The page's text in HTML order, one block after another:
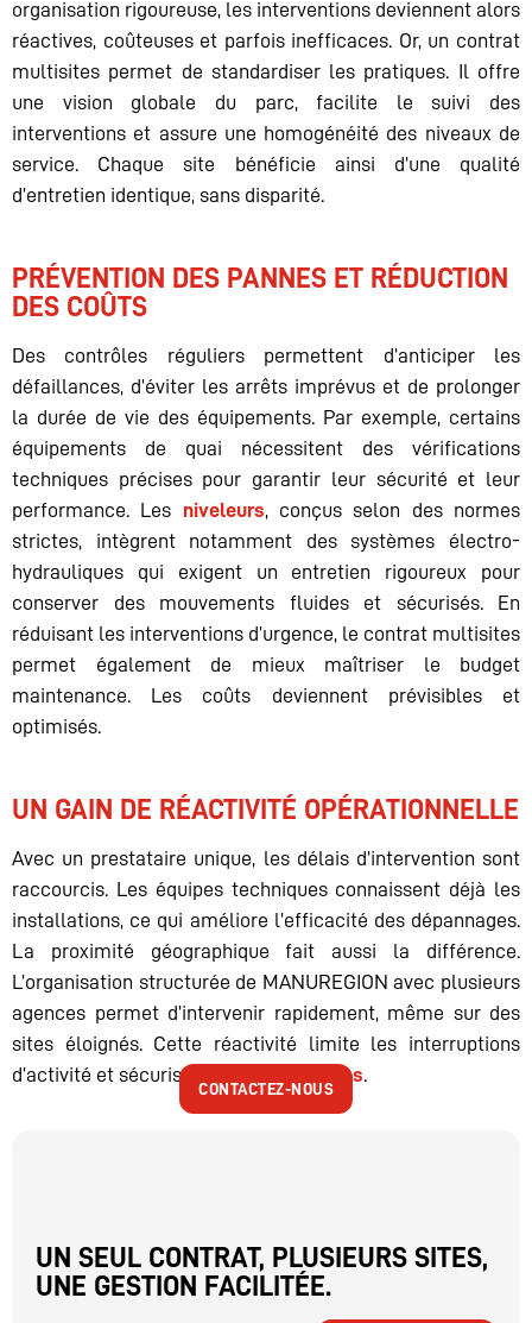
CONTACTEZ-NOUS
organisation rigoureuse, les interventions deviennent alors
réactives, coûteuses et parfois inefficaces. Or, un contrat
multisites permet de standardiser les pratiques. Il offre
une vision globale du parc, facilite le suivi des
interventions et assure une homogénéité des niveaux de
service. Chaque site bénéficie ainsi d’une qualité
d’entretien identique, sans disparité.
PRÉVENTION DES PANNES ET RÉDUCTION
DES COÛTS
Des contrôles réguliers permettent d’anticiper les
défaillances, d’éviter les arrêts imprévus et de prolonger
la durée de vie des équipements. Par exemple, certains
équipements de quai nécessitent des vérifications
techniques précises pour garantir leur sécurité et leur
performance. Les niveleurs, conçus selon des normes
strictes, intègrent notamment des systèmes électro-
hydrauliques qui exigent un entretien rigoureux pour
conserver des mouvements fluides et sécurisés. En
réduisant les interventions d’urgence, le contrat multisites
permet également de mieux maîtriser le budget
maintenance. Les coûts deviennent prévisibles et
optimisés.
UN GAIN DE RÉACTIVITÉ OPÉRATIONNELLE
Avec un prestataire unique, les délais d’intervention sont
raccourcis. Les équipes techniques connaissent déjà les
installations, ce qui améliore l’efficacité des dépannages.
La proximité géographique fait aussi la différence.
L’organisation structurée de MANUREGION avec plusieurs
agences permet d’intervenir rapidement, même sur des
sites éloignés. Cette réactivité limite les interruptions
d’activité et sécurise les flux
logistiques.
UN SEUL CONTRAT, PLUSIEURS SITES,
UNE GESTION FACILITÉE.